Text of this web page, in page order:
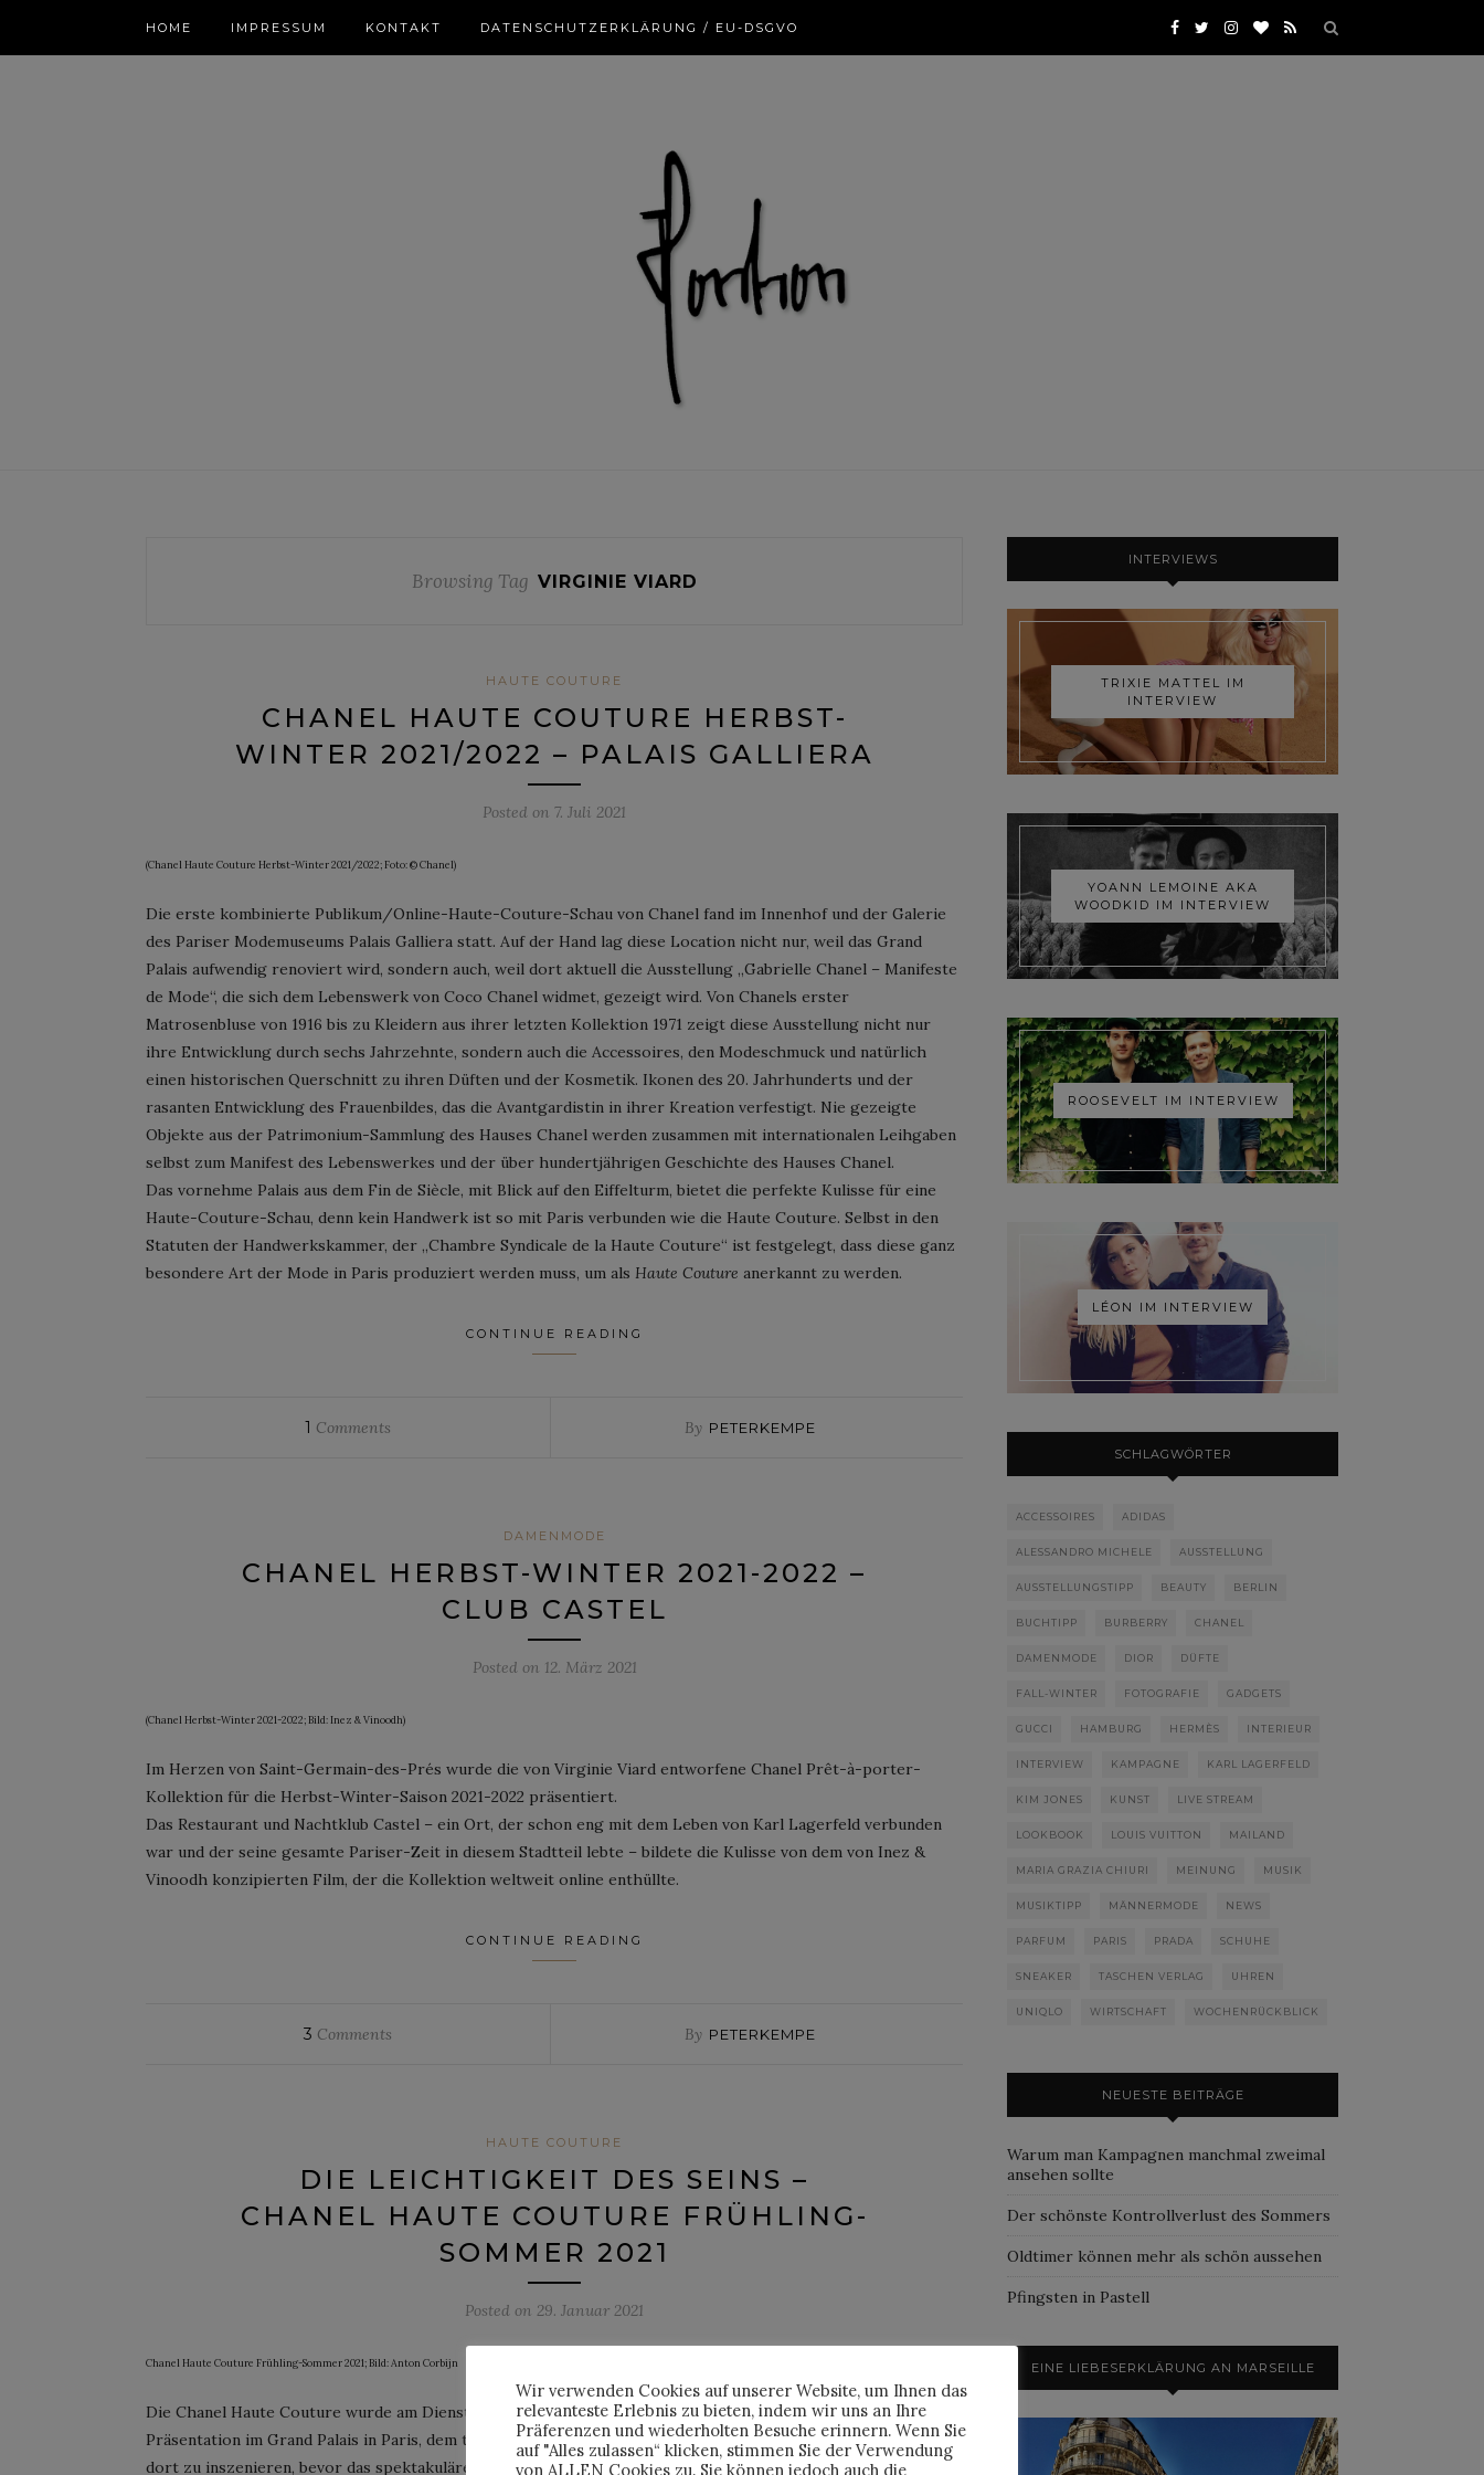
HOME IMPRESSUM KONTAKT DATENSCHUTZERKLÄRUNG / EU-DSGVO
Browsing Tag VIRGINIE VIARD
HAUTE COUTURE
CHANEL HAUTE COUTURE HERBST-
WINTER 2021/2022 – PALAIS GALLIERA
Posted on 7. Juli 2021
(Chanel Haute Couture Herbst-Winter 2021/2022; Foto: © Chanel)
Die erste kombinierte Publikum/Online-Haute-Couture-Schau von Chanel fand im Innenhof und der Galerie
des Pariser Modemuseums Palais Galliera statt. Auf der Hand lag diese Location nicht nur, weil das Grand
Palais aufwendig renoviert wird, sondern auch, weil dort aktuell die Ausstellung „Gabrielle Chanel – Manifeste
de Mode“, die sich dem Lebenswerk von Coco Chanel widmet, gezeigt wird. Von Chanels erster
Matrosenbluse von 1916 bis zu Kleidern aus ihrer letzten Kollektion 1971 zeigt diese Ausstellung nicht nur
ihre Entwicklung durch sechs Jahrzehnte, sondern auch die Accessoires, den Modeschmuck und natürlich
einen historischen Querschnitt zu ihren Düften und der Kosmetik. Ikonen des 20. Jahrhunderts und der
rasanten Entwicklung des Frauenbildes, das die Avantgardistin in ihrer Kreation verfestigt. Nie gezeigte
Objekte aus der Patrimonium-Sammlung des Hauses Chanel werden zusammen mit internationalen Leihgaben
selbst zum Manifest des Lebenswerkes und der über hundertjährigen Geschichte des Hauses Chanel.
Das vornehme Palais aus dem Fin de Siècle, mit Blick auf den Eiffelturm, bietet die perfekte Kulisse für eine
Haute-Couture-Schau, denn kein Handwerk ist so mit Paris verbunden wie die Haute Couture. Selbst in den
Statuten der Handwerkskammer, der „Chambre Syndicale de la Haute Couture“ ist festgelegt, dass diese ganz
besondere Art der Mode in Paris produziert werden muss, um als Haute Couture anerkannt zu werden.
CONTINUE READING
1 Comments By PETERKEMPE
DAMENMODE
CHANEL HERBST-WINTER 2021-2022 –
CLUB CASTEL
Posted on 12. März 2021
(Chanel Herbst-Winter 2021-2022; Bild: Inez & Vinoodh)
Im Herzen von Saint-Germain-des-Prés wurde die von Virginie Viard entworfene Chanel Prêt-à-porter-
Kollektion für die Herbst-Winter-Saison 2021-2022 präsentiert.
Das Restaurant und Nachtklub Castel – ein Ort, der schon eng mit dem Leben von Karl Lagerfeld verbunden
war und der seine gesamte Pariser-Zeit in diesem Stadtteil lebte – bildete die Kulisse von dem von Inez &
Vinoodh konzipierten Film, der die Kollektion weltweit online enthüllte.
CONTINUE READING
3 Comments By PETERKEMPE
HAUTE COUTURE
DIE LEICHTIGKEIT DES SEINS –
CHANEL HAUTE COUTURE FRÜHLING-
SOMMER 2021
Posted on 29. Januar 2021
Chanel Haute Couture Frühling-Sommer 2021; Bild: Anton Corbijn
Die Chanel Haute Couture wurde am Dienstag weltweit virtuell übertragen. Stattgefunden hat die
Präsentation im Grand Palais in Paris, dem traditionellen Platz seit Jahren. Es war eine der letzten Chancen,
dort zu inszenieren, bevor das spektakuläre Ausstellungsgebäude langfristig saniert wird.
INTERVIEWS
TRIXIE MATTEL IM
INTERVIEW
YOANN LEMOINE AKA
WOODKID IM INTERVIEW
ROOSEVELT IM INTERVIEW
LÉON IM INTERVIEW
SCHLAGWÖRTER
ACCESSOIRES ADIDAS
ALESSANDRO MICHELE AUSSTELLUNG
AUSSTELLUNGSTIPP BEAUTY BERLIN
BUCHTIPP BURBERRY CHANEL
DAMENMODE DIOR DÜFTE
FALL-WINTER FOTOGRAFIE GADGETS
GUCCI HAMBURG HERMÈS INTERIEUR
INTERVIEW KAMPAGNE KARL LAGERFELD
KIM JONES KUNST LIVE STREAM
LOOKBOOK LOUIS VUITTON MAILAND
MARIA GRAZIA CHIURI MEINUNG MUSIK
MUSIKTIPP MÄNNERMODE NEWS
PARFUM PARIS PRADA SCHUHE
SNEAKER TASCHEN VERLAG UHREN
UNIQLO WIRTSCHAFT WOCHENRÜCKBLICK
NEUESTE BEITRÄGE
Warum man Kampagnen manchmal zweimal
ansehen sollte
Der schönste Kontrollverlust des Sommers
Oldtimer können mehr als schön aussehen
Pfingsten in Pastell
EINE LIEBESERKLÄRUNG AN MARSEILLE
Wir verwenden Cookies auf unserer Website, um Ihnen das
relevanteste Erlebnis zu bieten, indem wir uns an Ihre
Präferenzen und wiederholten Besuche erinnern. Wenn Sie
auf "Alles zulassen“ klicken, stimmen Sie der Verwendung
von ALLEN Cookies zu. Sie können jedoch auch die